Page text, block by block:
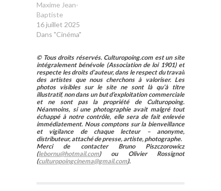
Maxime Jean-
Baptiste
16 juillet 2025
Dans "Cinéma"
© Tous droits réservés. Culturopoing.com est un site
intégralement bénévole (Association de loi 1901) et
respecte les droits d’auteur, dans le respect du travail
des artistes que nous cherchons à valoriser. Les
photos visibles sur le site ne sont là qu’à titre
illustratif, non dans un but d’exploitation commerciale
et ne sont pas la propriété de Culturopoing.
Néanmoins, si une photographie avait malgré tout
échappé à notre contrôle, elle sera de fait enlevée
immédiatement. Nous comptons sur la bienveillance
et vigilance de chaque lecteur – anonyme,
distributeur, attaché de presse, artiste, photographe.
Merci de contacter Bruno Piszczorowicz
(lebornu@hotmail.com) ou Olivier Rossignot
(culturopoingcinema@gmail.com).